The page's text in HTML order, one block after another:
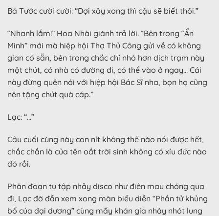
Bá Tước cười cười: “Đợi xây xong thì cậu sẽ biết thôi.”
“Nhanh lắm!” Hoa Nhài giành trả lời. “Bên trong “Ẩn
Mình” mới mà hiệp hội Thợ Thủ Công gửi về có không
gian có sẵn, bên trong chắc chỉ nhỏ hơn dịch trạm này
một chút, có nhà có đường đi, có thể vào ở ngay… Cái
này đừng quên nói với hiệp hội Bác Sĩ nha, bọn họ cũng
nên tặng chút quà cáp.”
Lạc: “…”
Câu cuối cùng này con nít không thể nào nói được hết,
chắc chắn là của tên oắt trời sinh không có xíu đức nào
đó rồi.
Phân đoạn tụ tập nhảy disco như điên mau chóng qua
đi, Lạc đờ đẫn xem xong màn biểu diễn “Phần tử khủng
bố của đại dương” cùng mấy khán giả nhảy nhót lung